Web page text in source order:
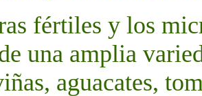
fértiles y los
una amplia
aguacates,